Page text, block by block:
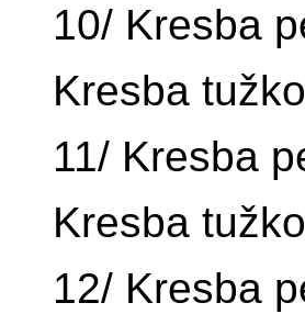
10/ Kresba
Kresba
11/ Kresba
Kresba
12/ Kresba